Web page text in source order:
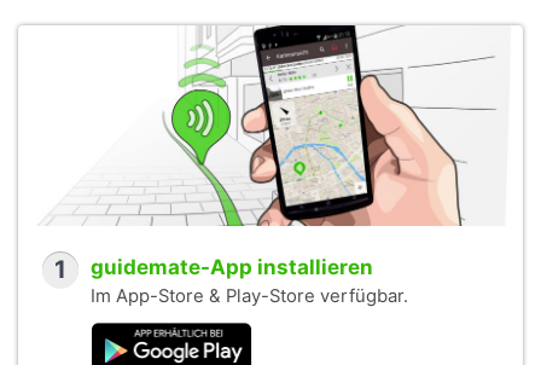
1 guidemate-App installieren
Im App-Store & Play-Store verfügbar.